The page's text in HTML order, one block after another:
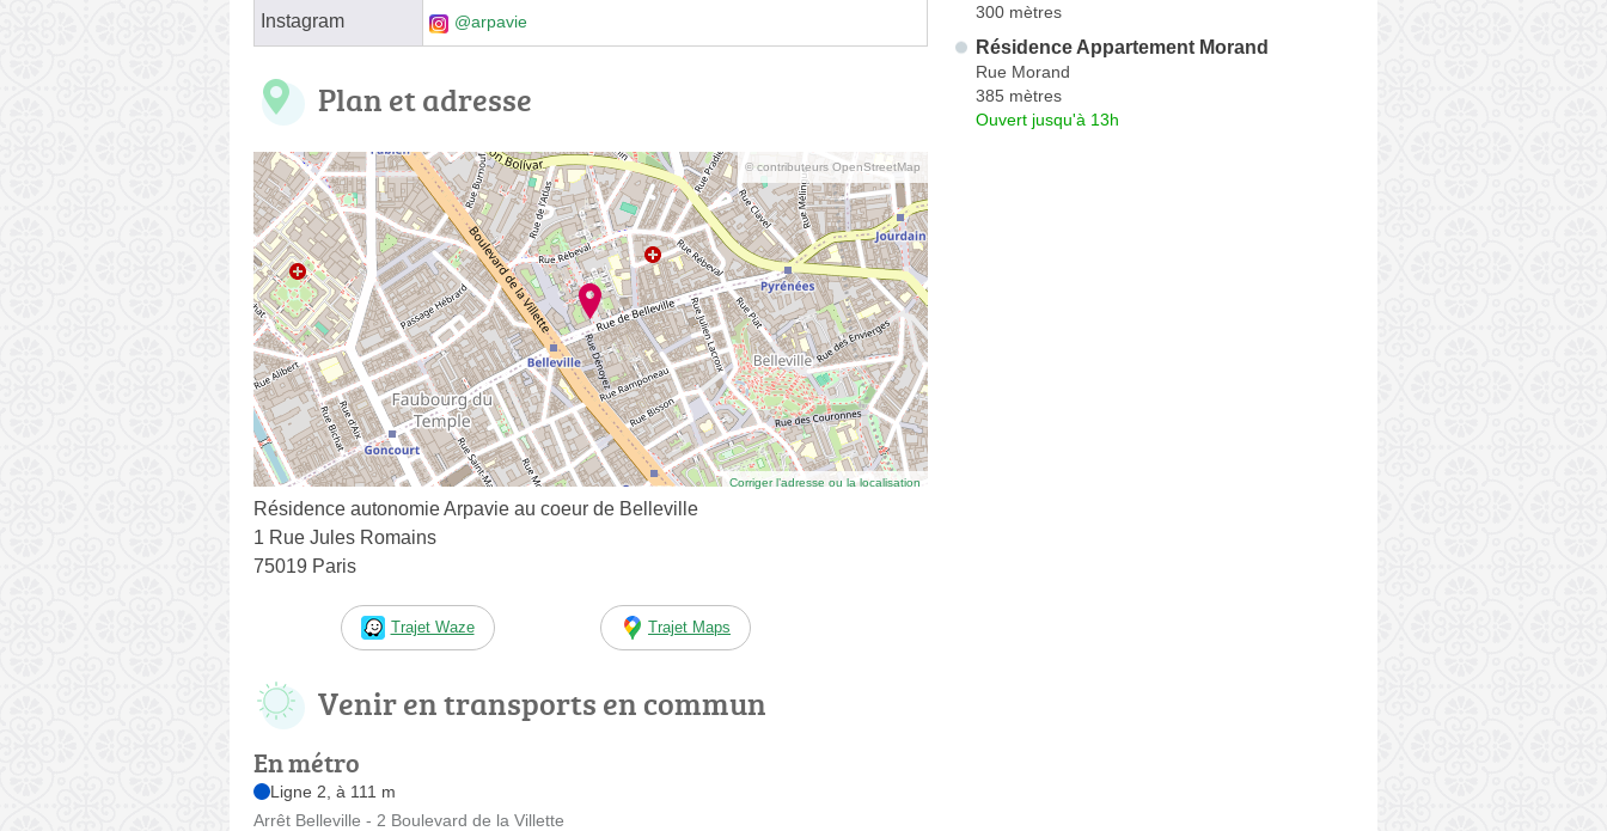
Instagram @arpavie
Plan et adresse
© contributeurs OpenStreetMap
Corriger l’adresse ou la localisation
Résidence autonomie Arpavie au coeur de Belleville
1 Rue Jules Romains
75019 Paris
Trajet Waze Trajet Maps
Venir en transports en commun
En métro
Ligne 2, à 111 m
Arrêt Belleville - 2 Boulevard de la Villette
300 mètres
Résidence Appartement Morand
Rue Morand
385 mètres
Ouvert jusqu'à 13h